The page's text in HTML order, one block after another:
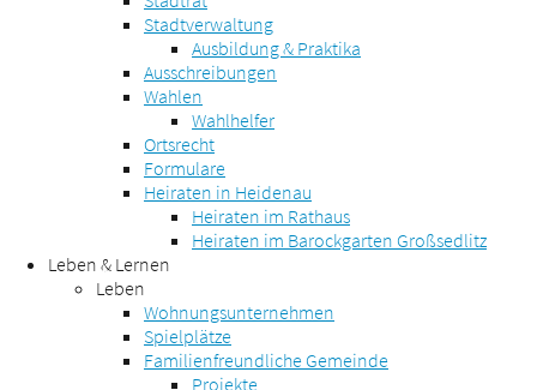
Stadtverwaltung
Ausbildung & Praktika
Ausschreibungen
Wahlen
Wahlhelfer
Ortsrecht
Formulare
Heiraten in Heidenau
Heiraten im Rathaus
Heiraten im Barockgarten Großsedlitz
Leben & Lernen
Leben
Wohnungsunternehmen
Spielplätze
Familienfreundliche Gemeinde
Projekte